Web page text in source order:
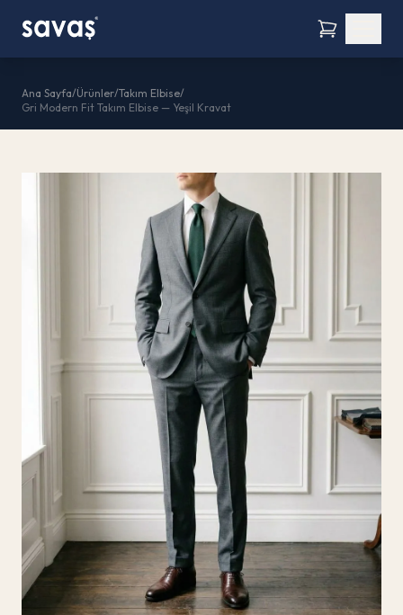
Ana Sayfa/Ürünler/Takım Elbise/
Gri Modern Fit Takım Elbise — Yeşil Kravat